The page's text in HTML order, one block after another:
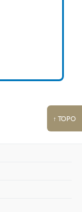
↑ TOPO